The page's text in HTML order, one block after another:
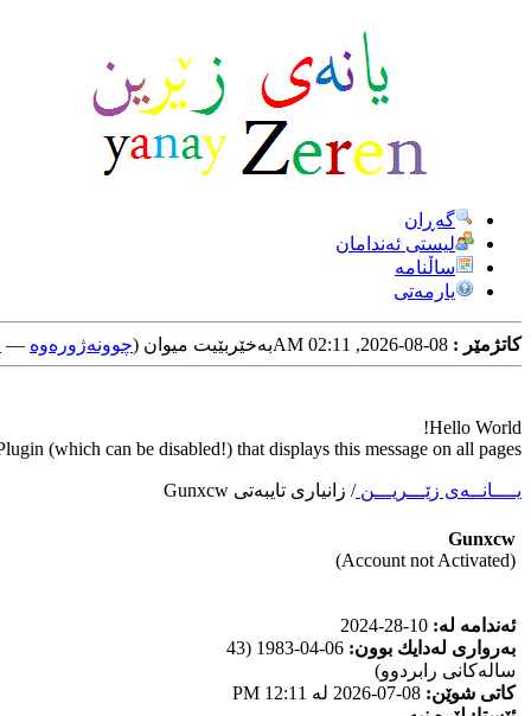
گه‌ڕان
لیستی ئه‌ندامان
ساڵنامه
یارمه‌تی
کاتژمێر : به‌خێربێیت میوان (چوونه‌ژوره‌وه‌ —
Hello World!
(which can be disabled!) that displays this message on all pages.
یــــانــه‌ی زێـــریـــن/ زانیاری تایبه‌تی Gunxcw
Gunxcw
(Account not Activated)
ئه‌ندامه‌ له‌:
به‌رواری له‌دایك بوون:
06-04-1983 (43
ساله‌كانی رابردوو)
كاتی شوێن: